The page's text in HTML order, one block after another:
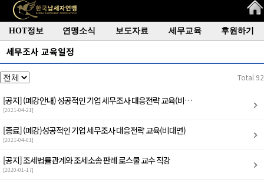
HOT정보 연맹소식 보도자료 세무교육 후원하기
세무조사 교육일정
Total 92
[공지](폐강안내) 성공적인 기업 세무조사 대응전략 교육(비…
[2021-04-21]
[종료](폐강)성공적인 기업 세무조사 대응전략 교육(비대면)
[2021-04-01]
[공지]조세법률관계와 조세소송 판례 로스쿨 교수 직강
[2020-01-17]